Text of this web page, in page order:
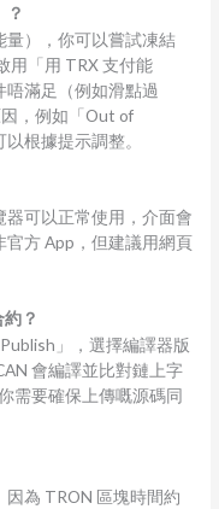
？
），你可以嘗試凍結
用「用 TRX 支付能
滿足（例如滑點過
，例如「Out of
根據提示調整。
器可以正常使用，介面會
官方 App，但建議用網頁
？
」，選擇編譯器版
會編譯並比對鏈上字
需要確保上傳嘅源碼同
為 TRON 區塊時間約